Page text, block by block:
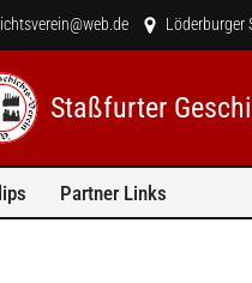
Löderburger
Staßfurter
Partner Links